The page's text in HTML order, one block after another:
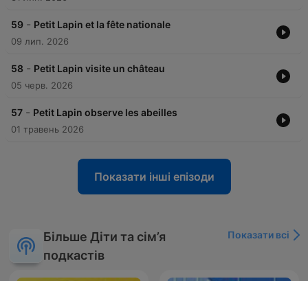
59 - Petit Lapin et la fête nationale
09 лип. 2026
58 - Petit Lapin visite un château
05 черв. 2026
57 - Petit Lapin observe les abeilles
01 травень 2026
Показати інші епізоди
Більше Діти та сім’я
подкастів
Показати всі